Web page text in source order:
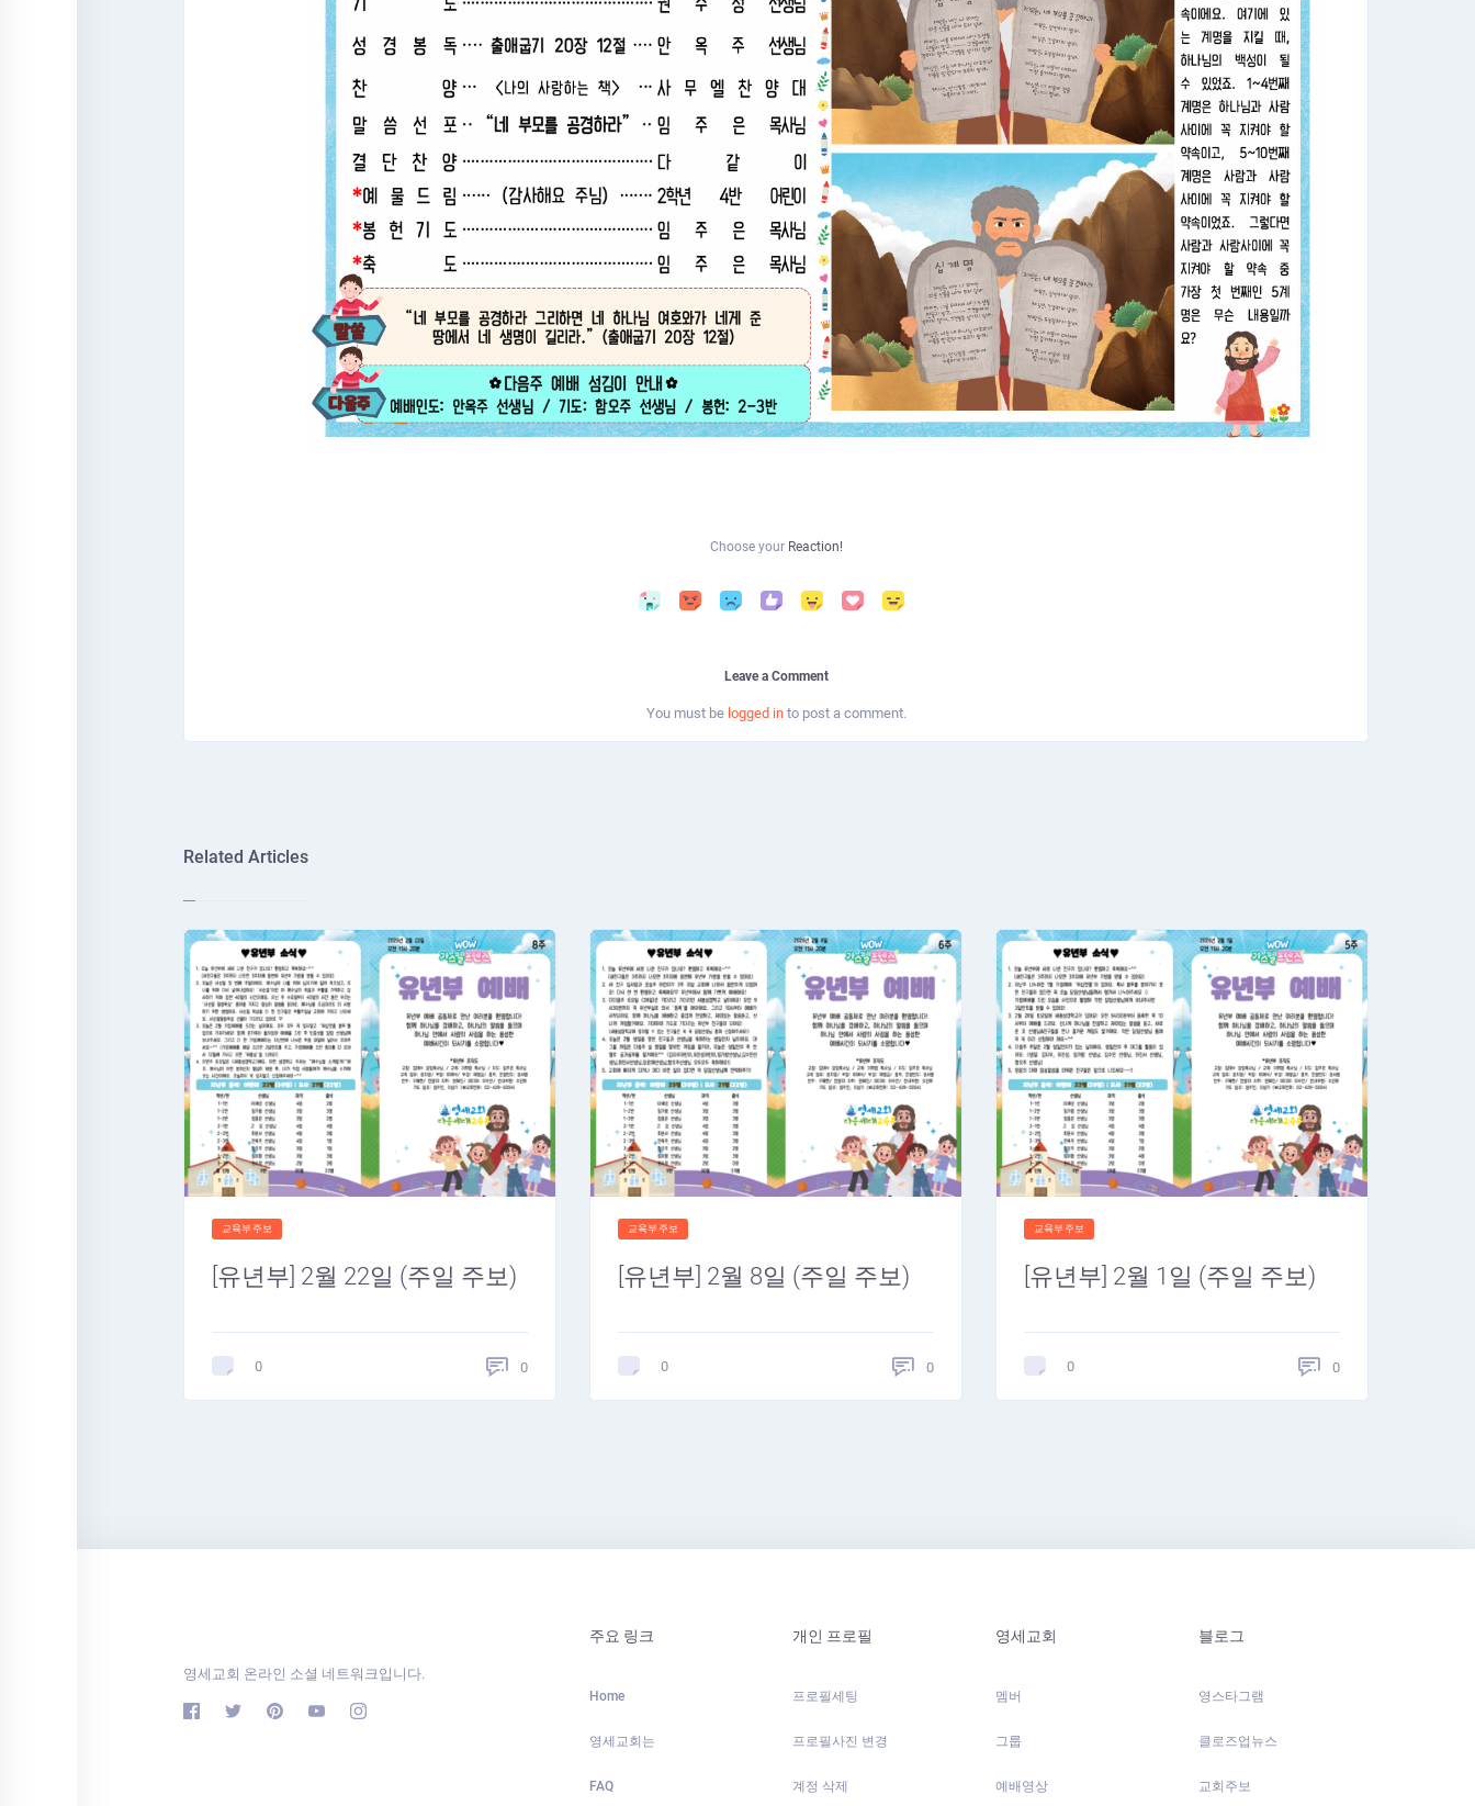
Choose your Reaction!
Leave a Comment
You must be logged into post a comment.
Related Articles
교육부주보
[유년부] 2월 22일 (주일 주보)
0 0
교육부주보
[유년부] 2월 8일 (주일 주보)
0 0
교육부주보
[유년부] 2월 1일 (주일 주보)
0 0
영세교회 온라인 소셜 네트워크입니다.
주요 링크
Home
영세교회는
FAQ
개인 프로필
프로필세팅
프로필사진 변경
계정 삭제
영세교회
멤버
그룹
예배영상
블로그
영스타그램
클로즈업뉴스
교회주보